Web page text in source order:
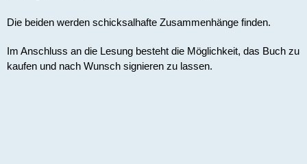
Die beiden werden schicksalhafte Zusammenhänge finden.
Im Anschluss an die Lesung besteht die Möglichkeit, das Buch zu
kaufen und nach Wunsch signieren zu lassen.